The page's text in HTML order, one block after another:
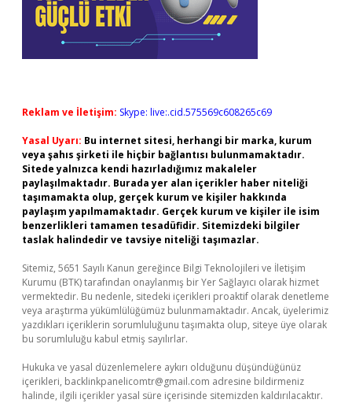
Reklam ve İletişim: Skype: live:.cid.575569c608265c69
Yasal Uyarı: Bu internet sitesi, herhangi bir marka, kurum
veya şahıs şirketi ile hiçbir bağlantısı bulunmamaktadır.
Sitede yalnızca kendi hazırladığımız makaleler
paylaşılmaktadır. Burada yer alan içerikler haber niteliği
taşımamakta olup, gerçek kurum ve kişiler hakkında
paylaşım yapılmamaktadır. Gerçek kurum ve kişiler ile isim
benzerlikleri tamamen tesadüfidir. Sitemizdeki bilgiler
taslak halindedir ve tavsiye niteliği taşımazlar.
Sitemiz, 5651 Sayılı Kanun gereğince Bilgi Teknolojileri ve İletişim
Kurumu (BTK) tarafından onaylanmış bir Yer Sağlayıcı olarak hizmet
vermektedir. Bu nedenle, sitedeki içerikleri proaktif olarak denetleme
veya araştırma yükümlülüğümüz bulunmamaktadır. Ancak, üyelerimiz
yazdıkları içeriklerin sorumluluğunu taşımakta olup, siteye üye olarak
bu sorumluluğu kabul etmiş sayılırlar.
Hukuka ve yasal düzenlemelere aykırı olduğunu düşündüğünüz
içerikleri, backlinkpanelicomtr@gmail.com adresine bildirmeniz
halinde, ilgili içerikler yasal süre içerisinde sitemizden kaldırılacaktır.